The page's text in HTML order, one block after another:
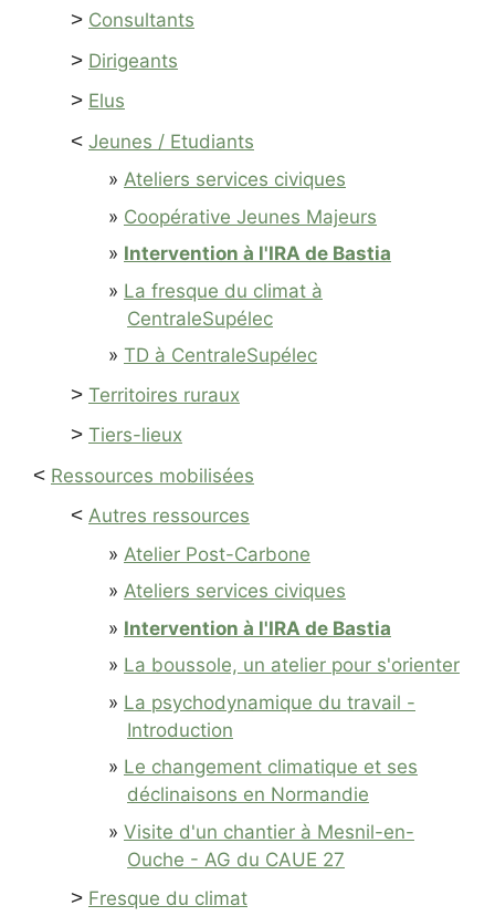
> Consultants
> Dirigeants
> Elus
< Jeunes / Etudiants
Ateliers services civiques
Coopérative Jeunes Majeurs
Intervention à l'IRA de Bastia
La fresque du climat à
CentraleSupélec
TD à CentraleSupélec
> Territoires ruraux
> Tiers-lieux
< Ressources mobilisées
< Autres ressources
Atelier Post-Carbone
Ateliers services civiques
Intervention à l'IRA de Bastia
La boussole, un atelier pour s'orienter
La psychodynamique du travail -
Introduction
Le changement climatique et ses
déclinaisons en Normandie
Visite d'un chantier à Mesnil-en-
Ouche - AG du CAUE 27
> Fresque du climat